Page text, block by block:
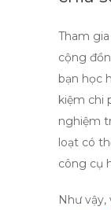
Tham
cộng
bạn học
kiệm chi
nghiệm
loạt có
công cụ
Như vậy,